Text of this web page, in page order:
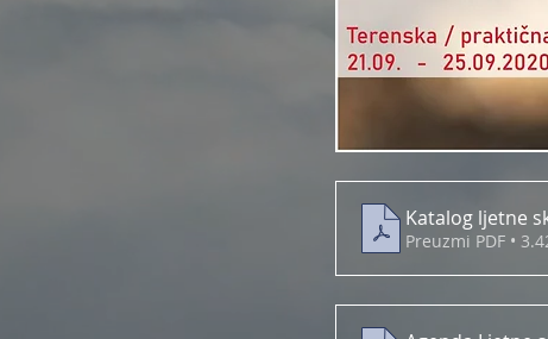
Katalog ljetne
Preuzmi PDF •